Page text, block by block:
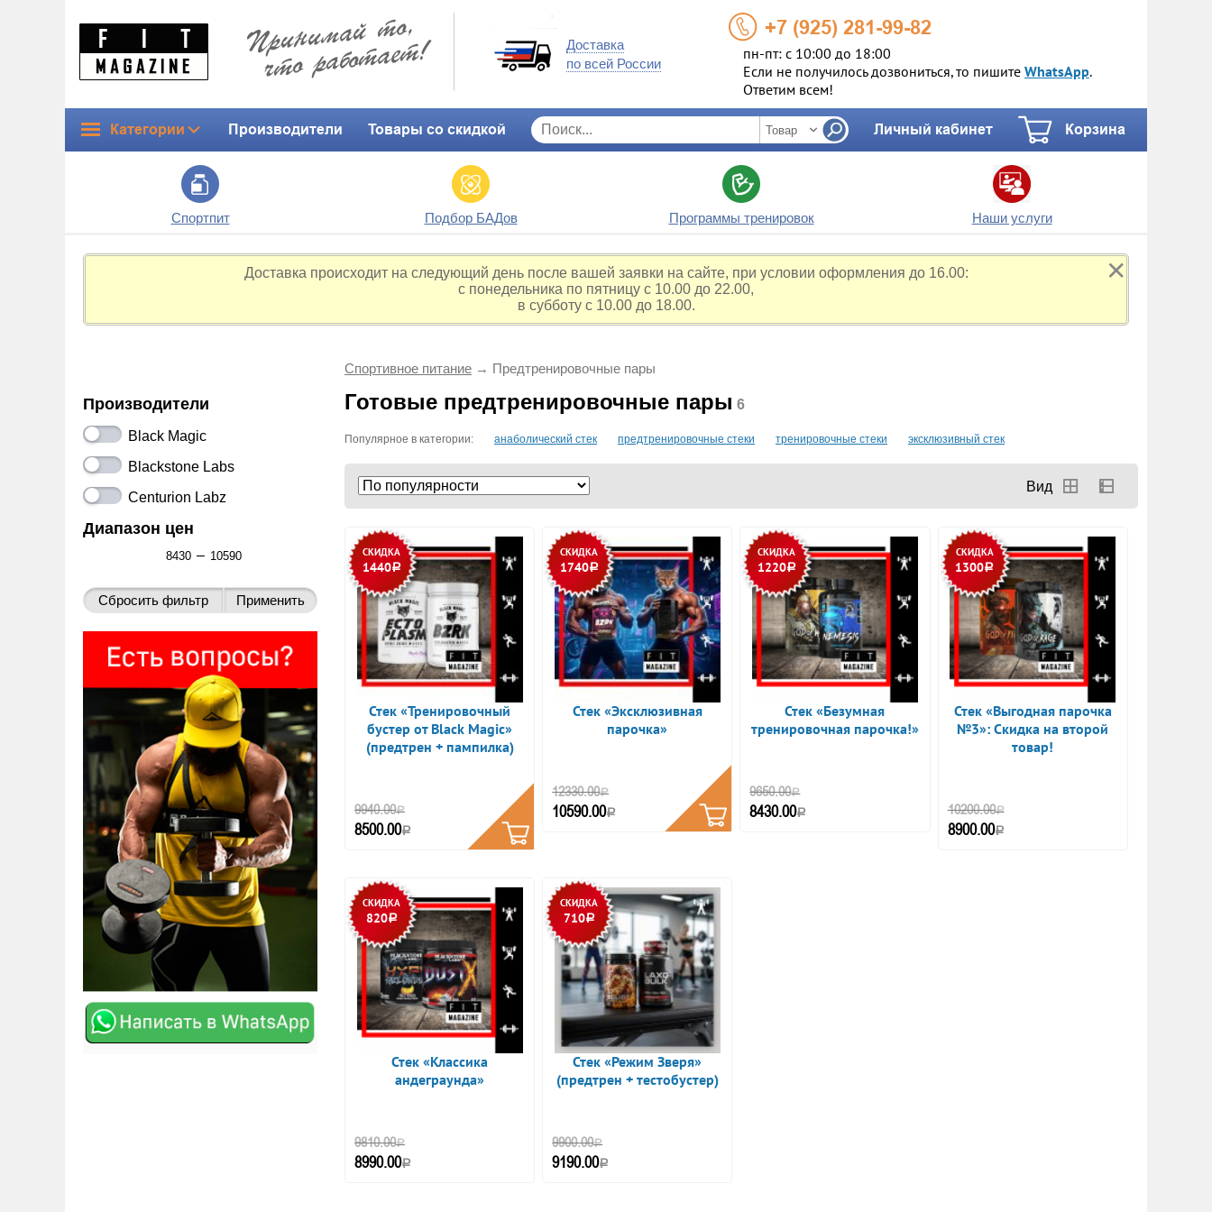
Доставка
по всей России
+7 (925) 281-99-82
пн-пт: с 10:00 до 18:00
Если не получилось дозвониться, то пишите WhatsApp.
Ответим всем!
Категории Производители Товары со скидкой Личный кабинет Корзина
Спортпит Подбор БАДов Программы тренировок Наши услуги
✕
Доставка происходит на следующий день после вашей заявки на сайте, при условии оформления до 16.00:
с понедельника по пятницу с 10.00 до 22.00,
в субботу с 10.00 до 18.00.
Производители
Black Magic
Blackstone Labs
Centurion Labz
Диапазон цен
–
Спортивное питание → Предтренировочные пары
Готовые предтренировочные пары 6
Популярное в категории: анаболический стек предтренировочные стеки тренировочные стеки эксклюзивный стек
СКИДКА
1440Р
Стек «Тренировочный
бустер от Black Magic»
(предтрен + пампилка)
9940.00Р
8500.00Р
Купить
СКИДКА
1740Р
Стек «Эксклюзивная
парочка»
12330.00Р
10590.00Р
Купить
СКИДКА
1220Р
Стек «Безумная
тренировочная парочка!»
9650.00Р
8430.00Р
СКИДКА
1300Р
Стек «Выгодная парочка
№3»: Скидка на второй
товар!
10200.00Р
8900.00Р
СКИДКА
820Р
Стек «Классика
андеграунда»
9810.00Р
8990.00Р
СКИДКА
710Р
Стек «Режим Зверя»
(предтрен + тестобустер)
9900.00Р
9190.00Р